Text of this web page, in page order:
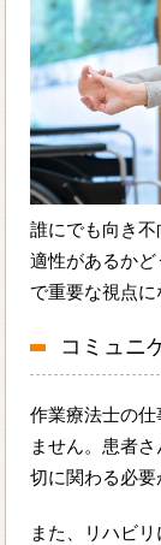
誰にでも向き
適性があるかど
で重要な視点に
コミュニ
作業療法士の
ません。患者
切に関わる必要
また、リハビ